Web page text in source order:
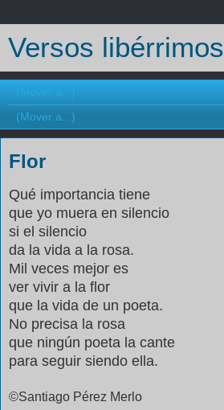
Versos libérrimos
Flor
Qué importancia tiene
que yo muera en silencio
si el silencio
da la vida a la rosa.
Mil veces mejor es
ver vivir a la flor
que la vida de un poeta.
No precisa la rosa
que ningún poeta la cante
para seguir siendo ella.
©Santiago Pérez Merlo